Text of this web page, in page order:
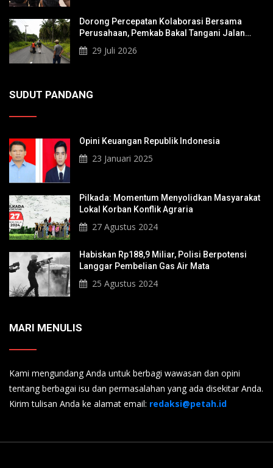
Dorong Percepatan Kolaborasi Bersama
Perusahaan, Pemkab Bakal Tangani Jalan
KITB - Sungai Rawa Yang Rusak
29 Juli 2026
SUDUT PANDANG
Opini Keuangan Republik Indonesia
23 Januari 2025
Pilkada: Momentum Menyolidkan Masyarakat
Lokal Korban Konflik Agraria
27 Agustus 2024
Habiskan Rp188,9 Miliar, Polisi Berpotensi
Langgar Pembelian Gas Air Mata
25 Agustus 2024
MARI MENULIS
Kami mengundang Anda untuk berbagi wawasan dan opini
tentang berbagai isu dan permasalahan yang ada disekitar Anda.
Kirim tulisan Anda ke alamat email: redaksi@petah.id